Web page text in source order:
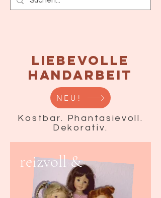
liebevolle
handarbeiT
NEU!
Kostbar. Phantasievoll.
Dekorativ.
reizvoll &